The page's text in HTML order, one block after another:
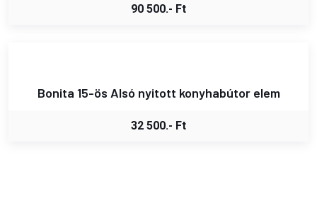
90 500.- Ft
Bonita 15-ös Alsó nyitott konyhabútor elem
32 500.- Ft